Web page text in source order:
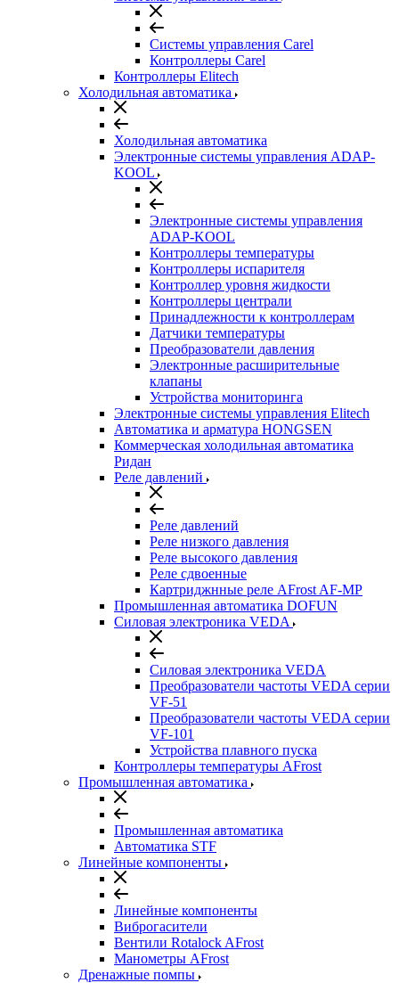
Системы управления Carel
Контроллеры Carel
Контроллеры Elitech
Холодильная автоматика
Холодильная автоматика
Электронные системы управления ADAP-
KOOL
Электронные системы управления
ADAP-KOOL
Контроллеры температуры
Контроллеры испарителя
Контроллер уровня жидкости
Контроллеры централи
Принадлежности к контроллерам
Датчики температуры
Преобразователи давления
Электронные расширительные
клапаны
Устройства мониторинга
Электронные системы управления Elitech
Автоматика и арматура HONGSEN
Коммерческая холодильная автоматика
Ридан
Реле давлений
Реле давлений
Реле низкого давления
Реле высокого давления
Реле сдвоенные
Картриджнные реле AFrost AF-MP
Промышленная автоматика DOFUN
Силовая электроника VEDA
Силовая электроника VEDA
Преобразователи частоты VEDA серии
VF-51
Преобразователи частоты VEDA серии
VF-101
Устройства плавного пуска
Контроллеры температуры AFrost
Промышленная автоматика
Промышленная автоматика
Автоматика STF
Линейные компоненты
Линейные компоненты
Виброгасители
Вентили Rotalock AFrost
Манометры AFrost
Дренажные помпы